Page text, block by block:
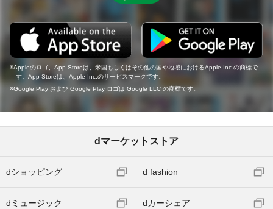
Appleのロゴ、App Storeは、米国もしくはその他の国や地域におけるApple Inc.の商標で
す。App Storeは、Apple Inc.のサービスマークです。
Google Play および Google Play ロゴは Google LLC の商標です。
dマーケットストア
dショッピング d fashion
dミュージック dカーシェア